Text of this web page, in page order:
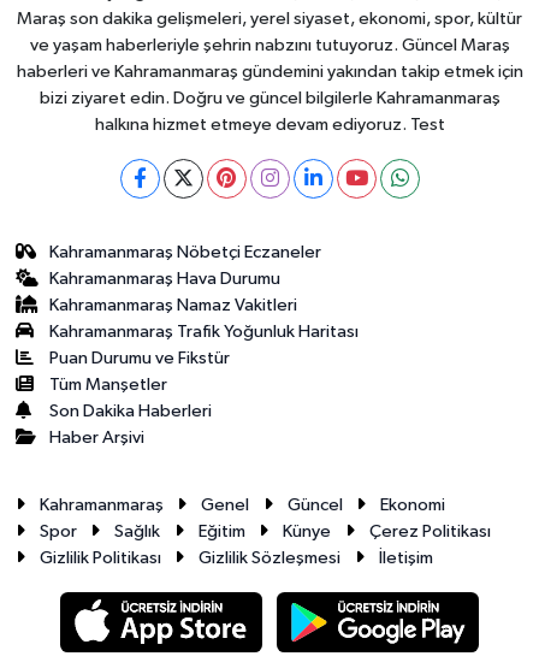
Maraş son dakika gelişmeleri, yerel siyaset, ekonomi, spor, kültür
ve yaşam haberleriyle şehrin nabzını tutuyoruz. Güncel Maraş
haberleri ve Kahramanmaraş gündemini yakından takip etmek için
bizi ziyaret edin. Doğru ve güncel bilgilerle Kahramanmaraş
halkına hizmet etmeye devam ediyoruz. Test
Kahramanmaraş Nöbetçi Eczaneler
Kahramanmaraş Hava Durumu
Kahramanmaraş Namaz Vakitleri
Kahramanmaraş Trafik Yoğunluk Haritası
Puan Durumu ve Fikstür
Tüm Manşetler
Son Dakika Haberleri
Haber Arşivi
Kahramanmaraş Genel Güncel
Ekonomi
Spor
Sağlık Eğitim Künye
Çerez Politikası
Gizlilik Politikası
Gizlilik Sözleşmesi İletişim